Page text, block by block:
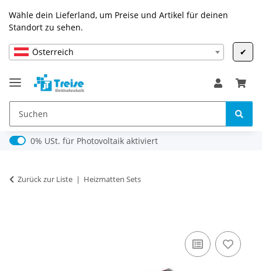
Wähle dein Lieferland, um Preise und Artikel für deinen
Standort zu sehen.
Österreich ✔
0% USt. für Photovoltaik (§ 12 Abs. 3 UStG)
0% USt. für Photovoltaik aktiviert
Zurück zur Liste Heizmatten Sets